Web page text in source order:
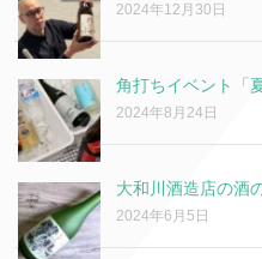
2024年12月30日
角打ちイベント「
2024年8月24日
大和川酒造店の酒
2024年6月5日